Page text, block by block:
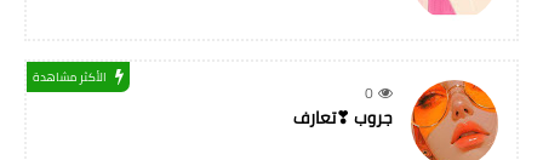
0
الأكثر مشاهدة
جروب ❣تعارف